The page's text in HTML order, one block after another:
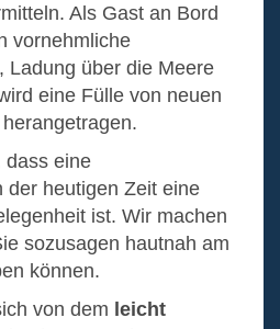
Als Gast an Bord
vornehmliche
Ladung über die Meere
eine Fülle von neuen
dass eine
der heutigen Zeit eine
ist. Wir machen
sozusagen hautnah am
können.
von dem leicht